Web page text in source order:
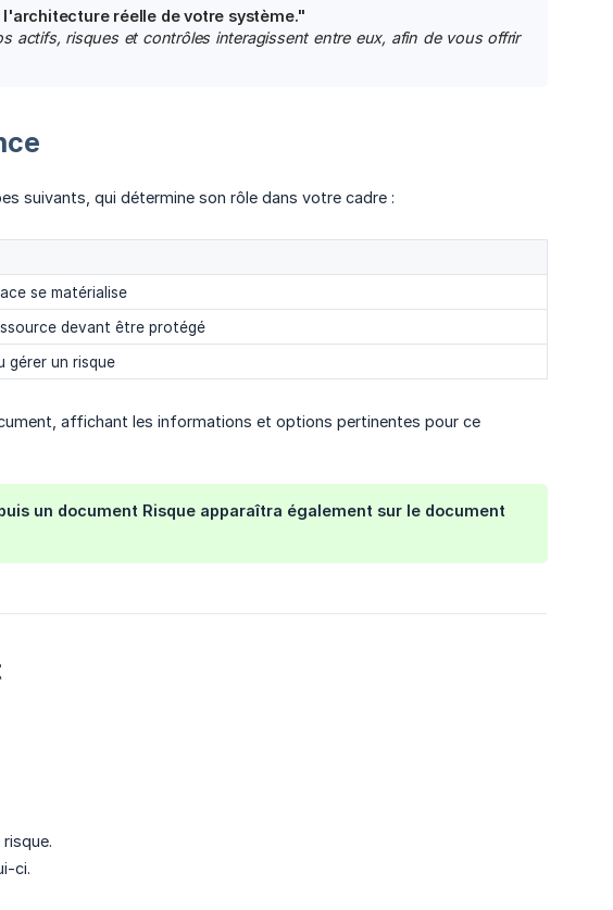
réelle de votre système."
actifs, risques et contrôles interagissent entre eux, afin de vous offrir
suivants, qui détermine son rôle dans votre cadre :
se matérialise
devant être protégé
gérer un risque
affichant les informations et options pertinentes pour ce
un document Risque apparaîtra également sur le document
ci.